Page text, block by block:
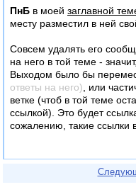
Номер сообщения в
уже писал не раз,
будет в прицнипе.
ПнБ в моей заглавной
месту разместил в ней
Совсем удалять его
на него в той теме -
Выходом было бы
ответы на него) , или
ветке (чтоб в той теме
ссылкой). Это будет
сожалению, такие ссылки